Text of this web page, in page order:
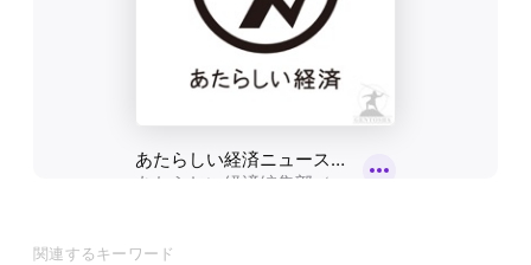
関連するキーワード